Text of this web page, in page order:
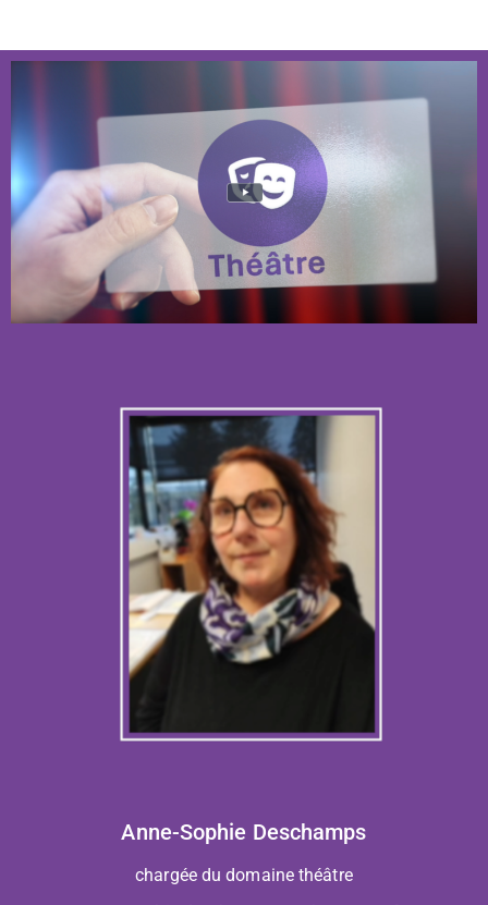
Anne-Sophie Deschamps
chargée du domaine théâtre